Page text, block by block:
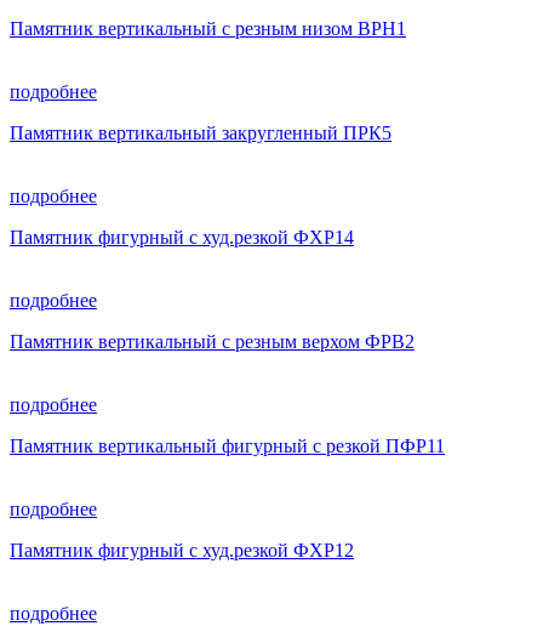
Памятник вертикальный с резным низом ВРН1
подробнее
Памятник вертикальный закругленный ПРК5
подробнее
Памятник фигурный с худ.резкой ФХР14
подробнее
Памятник вертикальный с резным верхом ФРВ2
подробнее
Памятник вертикальный фигурный с резкой ПФР11
подробнее
Памятник фигурный с худ.резкой ФХР12
подробнее